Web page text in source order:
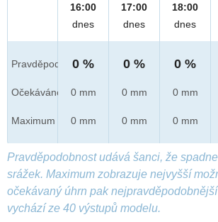
Pravděpod.
Očekáváno
Maximum
16:00
dnes
0 %
0 mm
0 mm
17:00
dnes
0 %
0 mm
0 mm
18:00
dnes
0 %
0 mm
0 mm
Pravděpodobnost udává šanci, že
srážek. Maximum zobrazuje nejvyšší
očekávaný úhrn pak
vychází ze 40 výstupů modelu.